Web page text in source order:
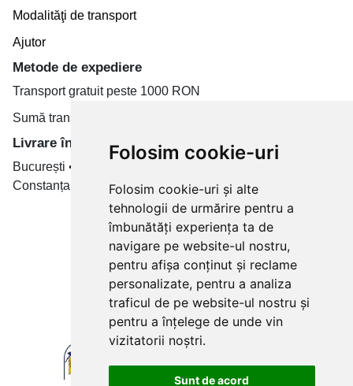
Folosim cookie-uri
Folosim cookie-uri și alte
tehnologii de urmărire pentru a
îmbunătăți experiența ta de
navigare pe website-ul nostru,
pentru afișa conținut și reclame
personalizate, pentru a analiza
traficul de pe website-ul nostru și
pentru a înțelege de unde vin
vizitatorii noștri.
Sunt de acord
Modalităţi de transport
Ajutor
Metode de expediere
Transport gratuit peste 1000 RON
Sumă transport de la 19.99 RON
Livrare în toate țară
București • Cluj-Napoca • Brașov • Timișoara • Iași •
Constanța • Craiova
Plăți cu card bancar prin